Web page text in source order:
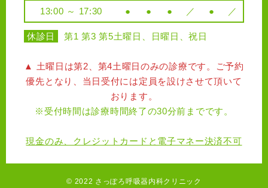
13:00 ～ 17:30 ● ● ● ／ ● ／
休診日 第1 第3 第5土曜日、日曜日、祝日
▲ 土曜日は第2、第4土曜日のみの診療です。ご予約
優先となり、当日受付には定員を設けさせて頂いて
おります。
※受付時間は診療時間終了の30分前までです。
現金のみ、クレジットカードと電子マネー決済不可
© 2022 さっぽろ呼吸器内科クリニック